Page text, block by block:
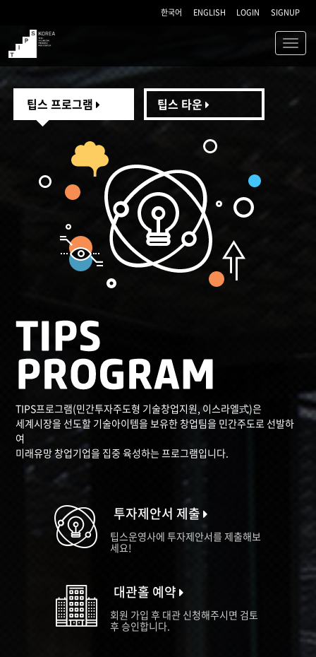
한국어 ENGLISH LOGIN SIGNUP
TIPS
팁스 프로그램 팁스 타운
TIPS프로그램(민간투자주도형 기술창업지원, 이스라엘式)은
세계시장을 선도할 기술아이템을 보유한 창업팀을 민간주도로 선발하
여
미래유망 창업기업을 집중 육성하는 프로그램입니다.
투자제안서 제출
팁스운영사에 투자제안서를 제출해보
세요!
대관홀 예약
회원 가입 후 대관 신청해주시면 검토
후 승인합니다.